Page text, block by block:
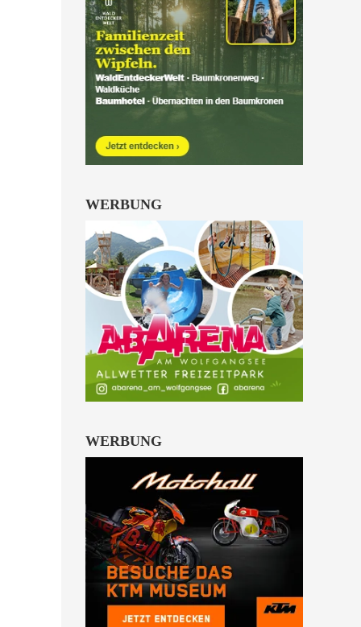
Kinder von 6 bis 10
Jahren.
alle Familienkarten Highlights
WERBUNG
WERBUNG